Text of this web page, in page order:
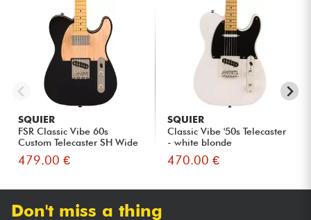
SQUIER
FSR Classic Vibe 60s
Custom Telecaster SH Wide
Ran...
479.00 €
SQUIER
Classic Vibe '50s Telecaster
- white blonde
470.00 €
Don't miss a thing